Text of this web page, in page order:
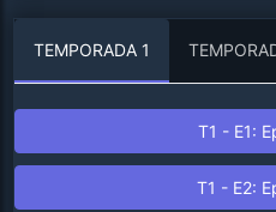
TEMPORADA 1
T1 - E1:
T1 - E2: